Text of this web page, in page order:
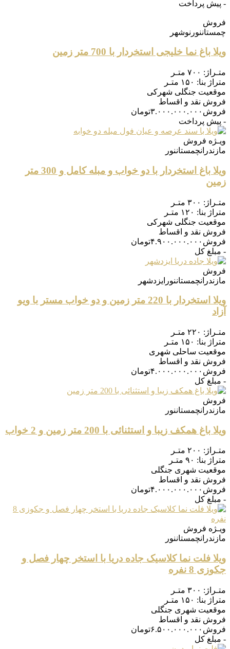
- پیش پرداخت
فروش
چمستاننور نوشهر
ویلا باغ نما خلیجی استخردار با 700 متر زمین
متـراژ: ۷۰۰ متـر
متراژ بنا: ۱۵۰ متـر
موقعیت جنگلی شهرکی
فروش نقد و اقساط
فروش ۳.۰۰۰.۰۰۰.۰۰۰تومان
- پیش پرداخت
ویـژه فروش
مازندرانچمستاننور
ویلا باغ استخردار با دو خواب و مبله کامل و 300 متر
زمین
متـراژ: ۳۰۰ متـر
متراژ بنا: ۱۲۰ متـر
موقعیت جنگلی شهرکی
فروش نقد و اقساط
فروش ۴.۹۰۰.۰۰۰.۰۰۰تومان
- مبلغ کل
فروش
مازندرانچمستاننور ایزدشهر
ویلا استخردار با 220 متر زمین و دو خواب مستر با ویو
آزاد
متـراژ: ۲۲۰ متـر
متراژ بنا: ۱۵۰ متـر
موقعیت ساحلی شهری
فروش نقد و اقساط
فروش ۴.۰۰۰.۰۰۰.۰۰۰تومان
- مبلغ کل
فروش
مازندرانچمستاننور
ویلا باغ همکف زیبا و استثنائی با 200 متر زمین و 2 خواب
متـراژ: ۲۰۰ متـر
متراژ بنا: ۹۰ متـر
موقعیت شهری جنگلی
فروش نقد و اقساط
فروش ۴.۰۰۰.۰۰۰.۰۰۰تومان
- مبلغ کل
ویـژه فروش
مازندرانچمستاننور
ویلا فلت نما کلاسیک جاده دریا با استخر چهار فصل و
جکوزی 8 نفره
متـراژ: ۳۰۰ متـر
متراژ بنا: ۱۵۰ متـر
موقعیت شهری جنگلی
فروش نقد و اقساط
فروش ۶.۵۰۰.۰۰۰.۰۰۰تومان
- مبلغ کل